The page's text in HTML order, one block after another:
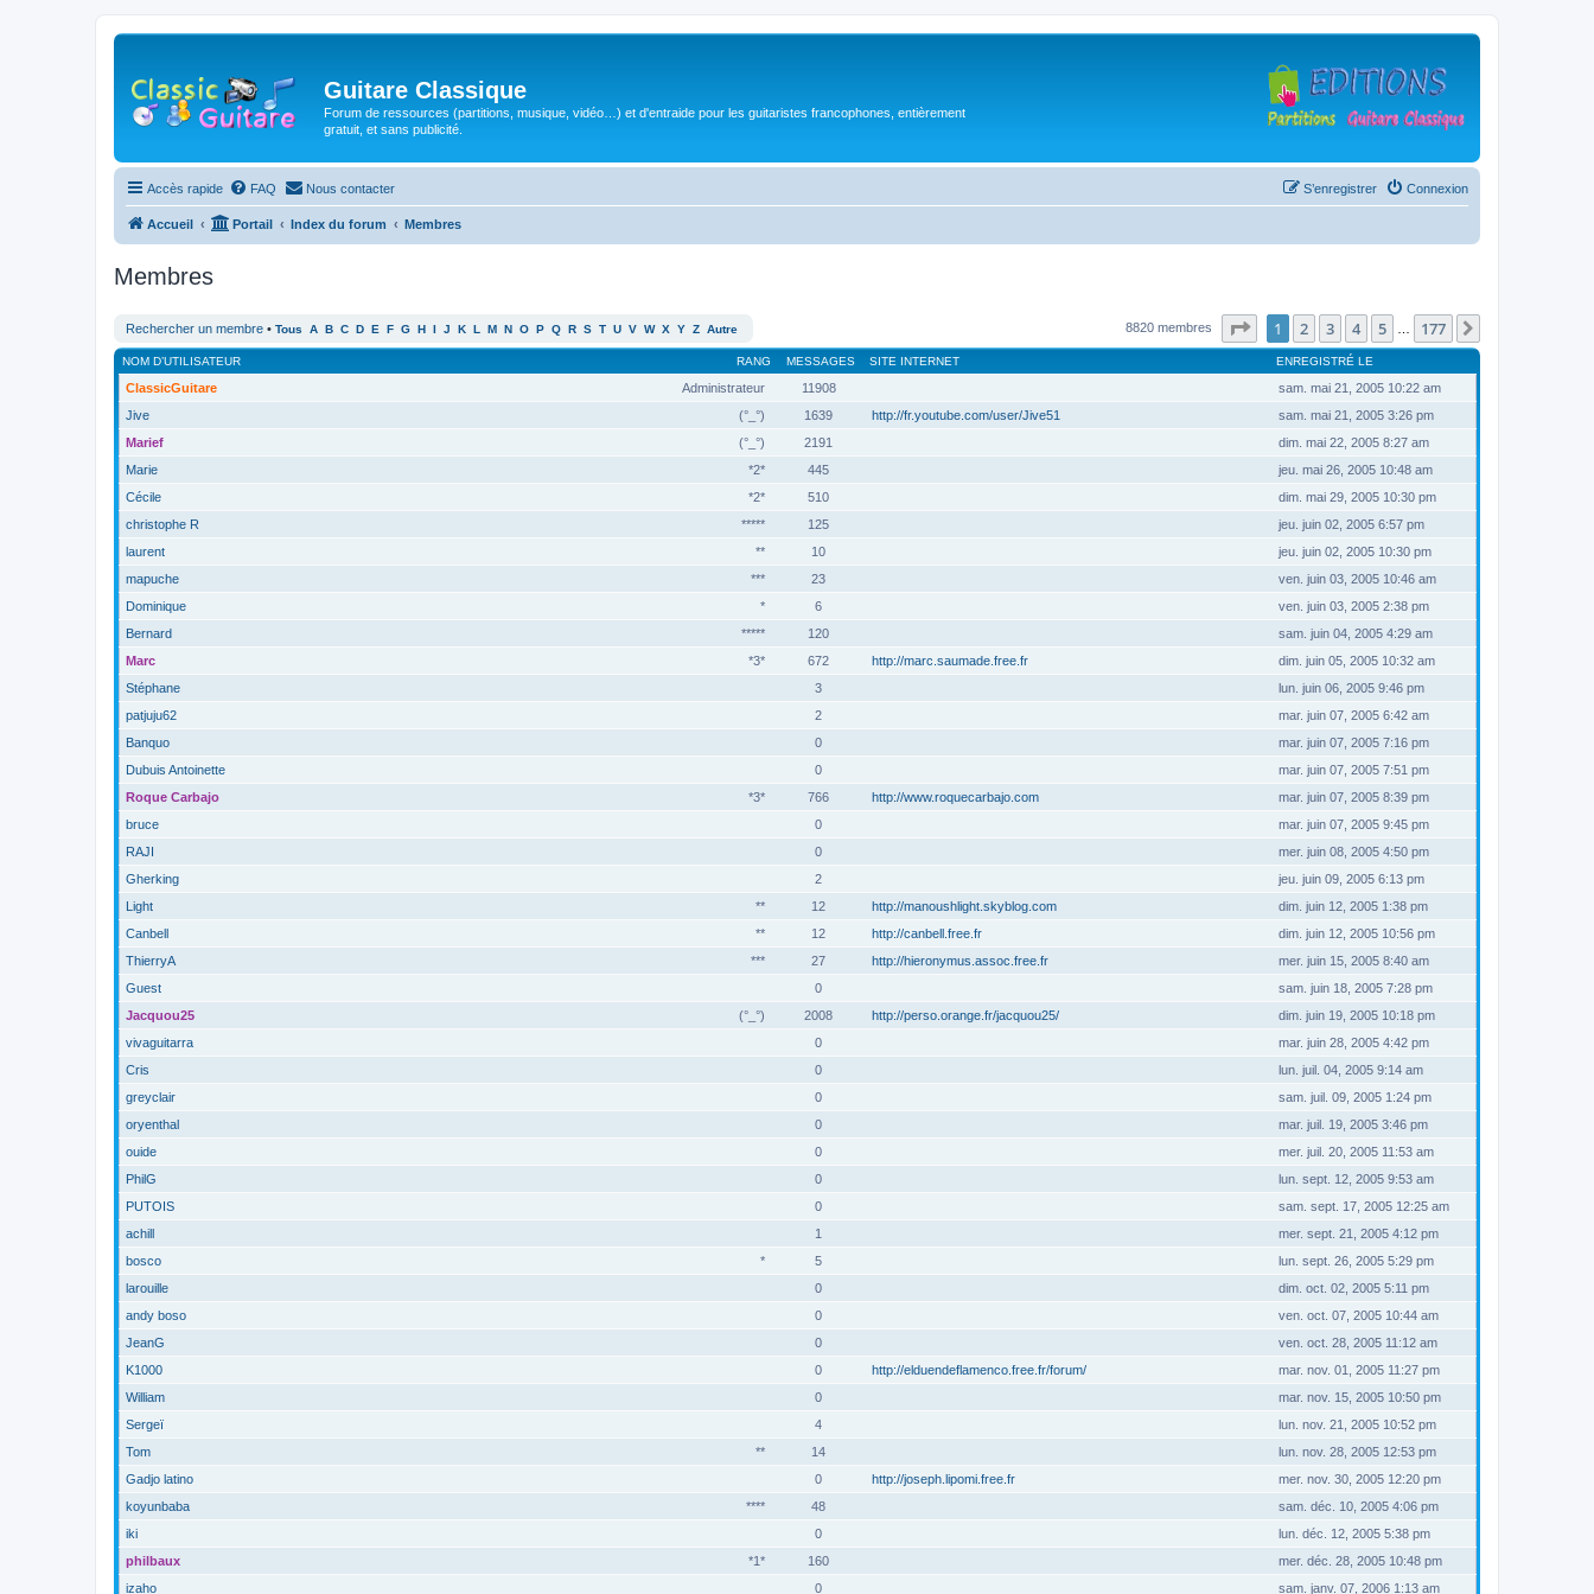
Guitare Classique
Forum de ressources (partitions, musique, vidéo…) et d'entraide pour les guitaristes francophones, entièrement
gratuit, et sans publicité.
Accès rapide FAQ Nous contacter Connexion
S’enregistrer
Accueil Portail Index du forum Membres
Membres
Rechercher un membre • Tous A B C D E F G H I J K L M N O P Q R S T U V W X Y Z Autre 8820 membres Page sur177
1 2 3 4 5 177
RANG
NOM D’UTILISATEUR MESSAGES SITE INTERNET ENREGISTRÉ LE
Administrateur
ClassicGuitare 11908
sam. mai 21, 2005 10:22 am
(°_°)
Jive 1639 http://fr.youtube.com/user/Jive51
sam. mai 21, 2005 3:26 pm
(°_°)
Marief 2191
dim. mai 22, 2005 8:27 am
*2*
Marie 445
jeu. mai 26, 2005 10:48 am
*2*
Cécile 510
dim. mai 29, 2005 10:30 pm
*****
christophe R 125
jeu. juin 02, 2005 6:57 pm
**
laurent 10
jeu. juin 02, 2005 10:30 pm
***
mapuche 23
ven. juin 03, 2005 10:46 am
*
Dominique 6
ven. juin 03, 2005 2:38 pm
*****
Bernard 120
sam. juin 04, 2005 4:29 am
*3*
Marc 672 http://marc.saumade.free.fr
dim. juin 05, 2005 10:32 am
Stéphane
3
lun. juin 06, 2005 9:46 pm
patjuju62
2
mar. juin 07, 2005 6:42 am
Banquo
0
mar. juin 07, 2005 7:16 pm
Dubuis Antoinette
0
mar. juin 07, 2005 7:51 pm
*3*
Roque Carbajo 766 http://www.roquecarbajo.com
mar. juin 07, 2005 8:39 pm
bruce
0
mar. juin 07, 2005 9:45 pm
RAJI
0
mer. juin 08, 2005 4:50 pm
Gherking
2
jeu. juin 09, 2005 6:13 pm
**
Light 12 http://manoushlight.skyblog.com
dim. juin 12, 2005 1:38 pm
**
Canbell 12 http://canbell.free.fr
dim. juin 12, 2005 10:56 pm
***
ThierryA 27 http://hieronymus.assoc.free.fr
mer. juin 15, 2005 8:40 am
Guest
0
sam. juin 18, 2005 7:28 pm
(°_°)
Jacquou25 2008 http://perso.orange.fr/jacquou25/
dim. juin 19, 2005 10:18 pm
vivaguitarra
0
mar. juin 28, 2005 4:42 pm
Cris
0
lun. juil. 04, 2005 9:14 am
greyclair
0
sam. juil. 09, 2005 1:24 pm
oryenthal
0
mar. juil. 19, 2005 3:46 pm
ouide
0
mer. juil. 20, 2005 11:53 am
PhilG
0
lun. sept. 12, 2005 9:53 am
PUTOIS
0
sam. sept. 17, 2005 12:25 am
achill
1
mer. sept. 21, 2005 4:12 pm
*
bosco 5
lun. sept. 26, 2005 5:29 pm
larouille
0
dim. oct. 02, 2005 5:11 pm
andy boso
0
ven. oct. 07, 2005 10:44 am
JeanG
0
ven. oct. 28, 2005 11:12 am
K1000
0 http://elduendeflamenco.free.fr/forum/
mar. nov. 01, 2005 11:27 pm
William
0
mar. nov. 15, 2005 10:50 pm
Sergeï
4
lun. nov. 21, 2005 10:52 pm
**
Tom 14
lun. nov. 28, 2005 12:53 pm
Gadjo latino
0 http://joseph.lipomi.free.fr
mer. nov. 30, 2005 12:20 pm
****
koyunbaba 48
sam. déc. 10, 2005 4:06 pm
iki
0
lun. déc. 12, 2005 5:38 pm
*1*
philbaux 160
mer. déc. 28, 2005 10:48 pm
izaho
0 sam. janv. 07, 2006 1:13 am